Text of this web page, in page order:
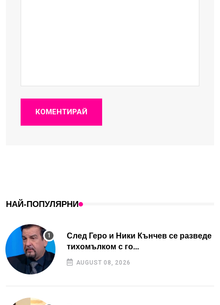
КОМЕНТИРАЙ
НАЙ-ПОПУЛЯРНИ
След Геро и Ники Кънчев се разведе
тихомълком с го...
AUGUST 08, 2026